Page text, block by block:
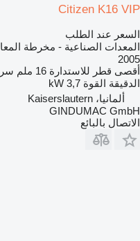
Citizen K16 VIP
السعر عند الطلب
المعدات الصناعية - مخرطة
2005
أقصى قطر للاستدارة 16 ملم
الدقيقة القوة 3,7 kW
ألمانيا، Kaiserslautern
GINDUMAC GmbH
الاتصال بالبائع